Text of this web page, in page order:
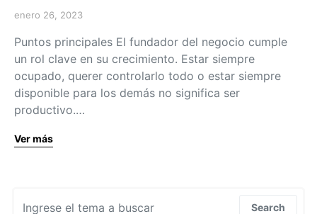
enero 26, 2023
Puntos principales El fundador del negocio cumple
un rol clave en su crecimiento. Estar siempre
ocupado, querer controlarlo todo o estar siempre
disponible para los demás no significa ser
productivo.…
Ver más
Search